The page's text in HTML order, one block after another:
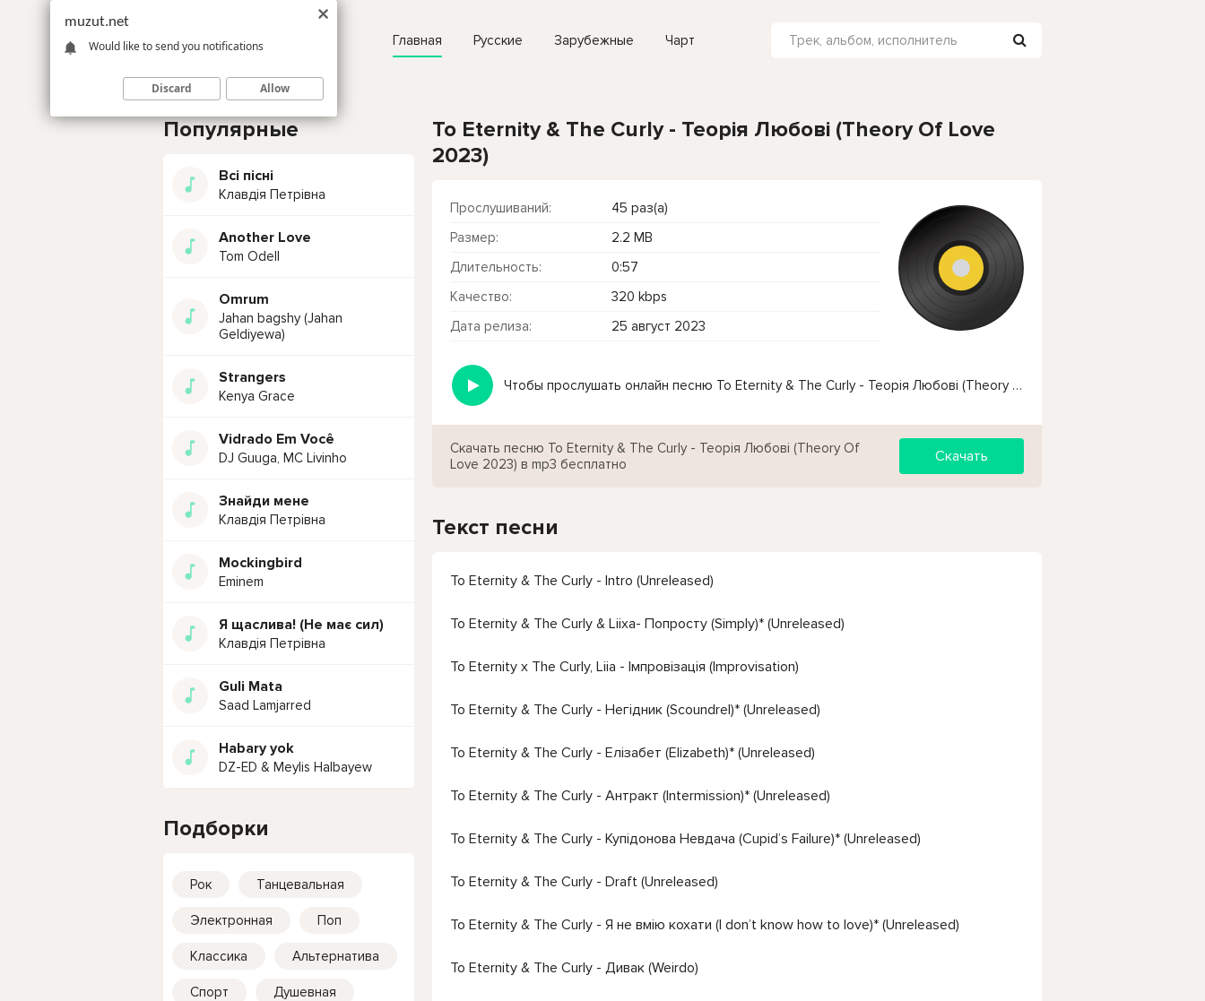
Главная Русские Зарубежные Чарт
Популярные
Всі пісні
Клавдія Петрівна
Another Love
Tom Odell
Omrum
Jahan bagshy (Jahan
Geldiyewa)
Strangers
Kenya Grace
Vidrado Em Você
DJ Guuga, MC Livinho
Знайди мене
Клавдія Петрівна
Mockingbird
Eminem
Я щаслива! (Не має сил)
Клавдія Петрівна
Guli Mata
Saad Lamjarred
Habary yok
DZ-ED & Meylis Halbayew
Подборки
Рок Танцевальная
Электронная Поп
Классика Альтернатива
Спорт Душевная
To Eternity & The Curly - Теорія Любові (Theory Of Love
2023)
Прослушиваний:
45 раз(а)
Размер:
2.2 MB
Длительность:
0:57
Качество:
320 kbps
Дата релиза:
25 август 2023
Чтобы прослушать онлайн песню To Eternity & The Curly - Теорія Любові (Theory Of Love 2023) нажмите на кнопку плей с светом зелений
Скачать песню To Eternity & The Curly - Теорія Любові (Theory Of
Love 2023) в mp3 бесплатно
Скачать
Текст песни
To Eternity & The Curly - Intro (Unreleased)
To Eternity & The Curly & Liixa- Попросту (Simply)* (Unreleased)
To Eternity x The Curly, Liia - Імпровізація (Improvisation)
To Eternity & The Curly - Негідник (Scoundrel)* (Unreleased)
To Eternity & The Curly - Елізабет (Elizabeth)* (Unreleased)
To Eternity & The Curly - Антракт (Intermission)* (Unreleased)
To Eternity & The Curly - Купідонова Невдача (Cupid’s Failure)* (Unreleased)
To Eternity & The Curly - Draft (Unreleased)
To Eternity & The Curly - Я не вмію кохати (I don’t know how to love)* (Unreleased)
To Eternity & The Curly - Дивак (Weirdo)
muzut.net
Would like to send you notifications
Discard Allow